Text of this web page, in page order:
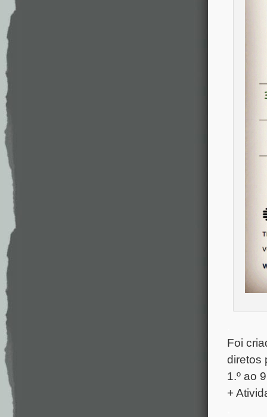
Foi
diretos
1.º ao
+